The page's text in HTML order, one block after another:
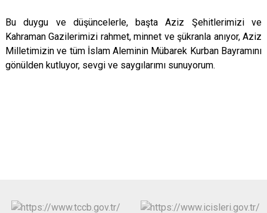
Bu duygu ve düşüncelerle, başta Aziz Şehitlerimizi ve
Kahraman Gazilerimizi rahmet, minnet ve şükranla anıyor, Aziz
Milletimizin ve tüm İslam Aleminin Mübarek Kurban Bayramını
gönülden kutluyor, sevgi ve saygılarımı sunuyorum.